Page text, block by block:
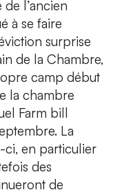
l’ancien
à se faire
surprise
de la Chambre,
camp début
la chambre
Farm bill
La
ci, en particulier
des
de